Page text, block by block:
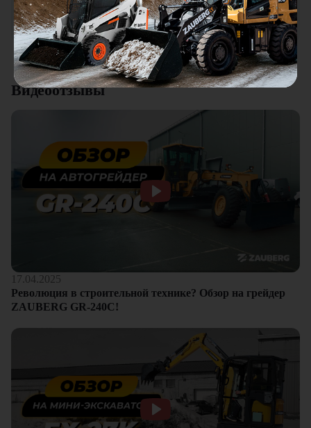
Смотреть все отзывы
качества. Отдельный плюс это внимательное отношение к
клиентам.
Видеоотзывы
17.04.2025
Революция в строительной технике? Обзор на грейдер
ZAUBERG GR-240C!